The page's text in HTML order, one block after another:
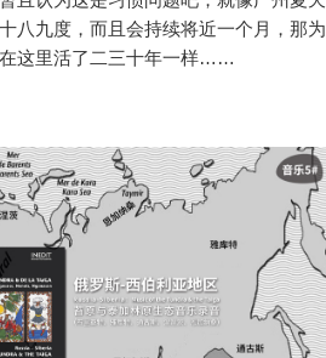
八九度，而且会持续将近一个月，那为
这里活了二三十年一样……